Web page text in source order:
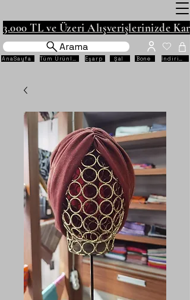
AnaSayfa Tüm Ürünler Eşarp Şal Bone
Arama
3.000 TL ve Üzeri Alışverişlerinizde
İndirimli